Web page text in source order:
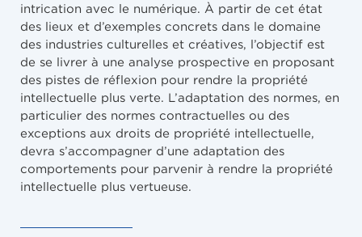
intrication avec le numérique. À partir de cet état
des lieux et d’exemples concrets dans le domaine
des industries culturelles et créatives, l’objectif est
de se livrer à une analyse prospective en proposant
des pistes de réflexion pour rendre la propriété
intellectuelle plus verte. L’adaptation des normes, en
particulier des normes contractuelles ou des
exceptions aux droits de propriété intellectuelle,
devra s’accompagner d’une adaptation des
comportements pour parvenir à rendre la propriété
intellectuelle plus vertueuse.